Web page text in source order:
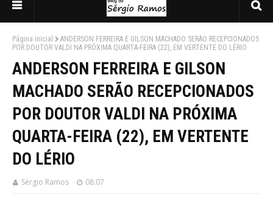
Página inicial
ANDERSON FERREIRA E GILSON MACHADO SERÃO RECEPCIONADOS
POR DOUTOR VALDI NA PRÓXIMA QUARTA-FEIRA (22), EM VERTENTE DO LÉRIO
ANDERSON FERREIRA E GILSON
MACHADO SERÃO RECEPCIONADOS
POR DOUTOR VALDI NA PRÓXIMA
QUARTA-FEIRA (22), EM VERTENTE
DO LÉRIO
Sérgio Ramos 08:07